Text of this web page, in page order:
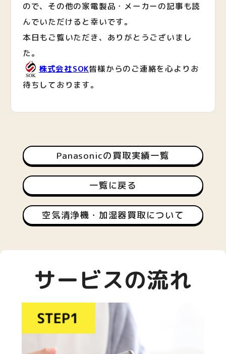
ので、その他の家電製品・メーカーの記事も読
んでいただけると幸いです。
本日もご覧いただき、ありがとうございまし
た。
株式会社SOK皆様からのご連絡を心よりお
待ちしております。
Panasonicの買取実績一覧
一覧に戻る
空気清浄機・加湿器買取について
サービスの流れ